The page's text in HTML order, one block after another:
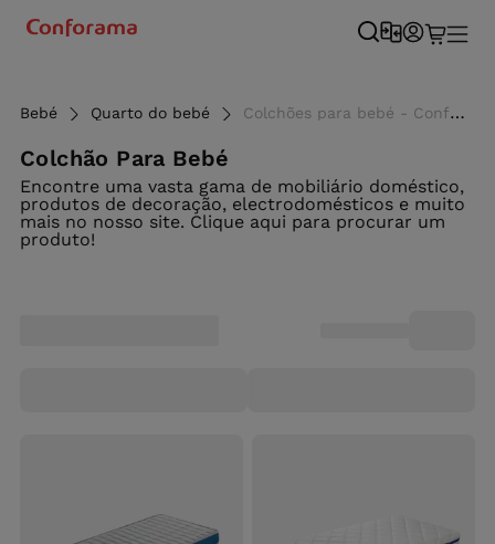
Bebé Quarto do bebé Colchões para bebé - Conforama
Colchão Para Bebé
Encontre uma vasta gama de mobiliário doméstico,
produtos de decoração, electrodomésticos e muito
mais no nosso site. Clique aqui para procurar um
produto!